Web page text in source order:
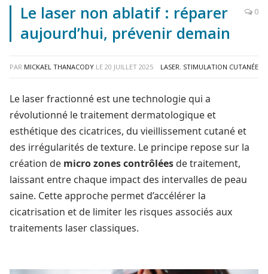
Le laser non ablatif : réparer
aujourd’hui, prévenir demain
0
PAR MICKAEL THANACODY LE 20 JUILLET 2025 LASER, STIMULATION CUTANÉE
Le laser fractionné est une technologie qui a
révolutionné le traitement dermatologique et
esthétique des cicatrices, du vieillissement cutané et
des irrégularités de texture. Le principe repose sur la
création de micro zones contrôlées de traitement,
laissant entre chaque impact des intervalles de peau
saine. Cette approche permet d’accélérer la
cicatrisation et de limiter les risques associés aux
traitements laser classiques.